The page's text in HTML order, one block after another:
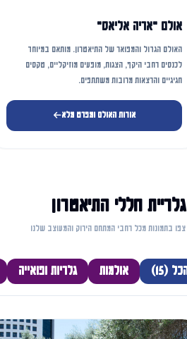
אולם "אריה אליאס"
האולם הגדול והמפואר של התיאטרון. מותאם במיוחד
לכנסים רחבי היקף, הצגות, מופעים מוזיקליים, טקסים
חגיגיים והרצאות מרובות משתתפים.
אודות האולם ומפרט מלא
גלריית חללי התיאטרון
צפו בתמונות מכל רחבי המתחם הירוק והמעוצב שלנו
הכל (15) אולמות גלריות ופואייה